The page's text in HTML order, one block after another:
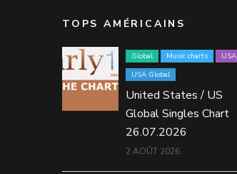
TOPS AMÉRICAINS
Global Music charts
USA
USA Global
United States / US
Global Singles Chart
26.07.2026
2 AOÛT 2026